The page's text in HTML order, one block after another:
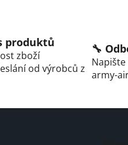
produktů
zboží
od výrobců z
🔧
army-